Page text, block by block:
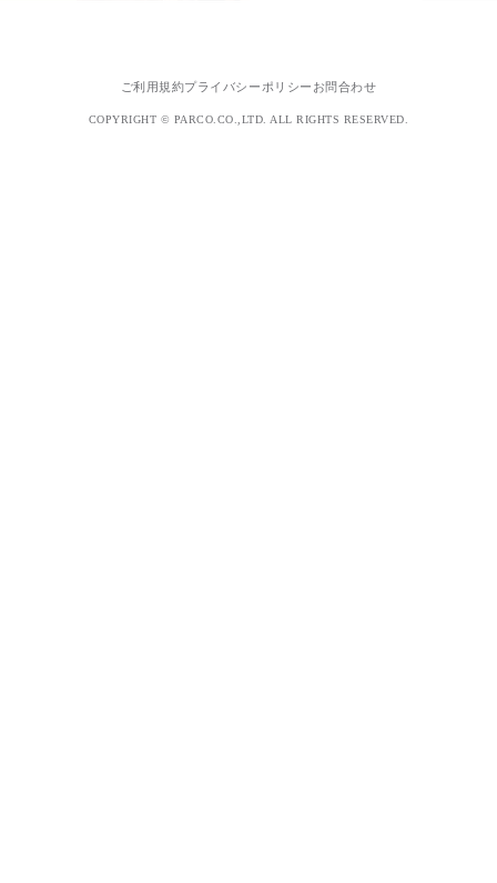
ご利用規約プライバシーポリシー お問合わせ
COPYRIGHT © PARCO.CO.,LTD. ALL RIGHTS RESERVED.